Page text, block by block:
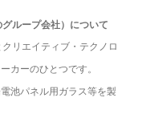
ループ会社）について
リエイティブ・テクノロ
カーのひとつです。
池パネル用ガラス等を製